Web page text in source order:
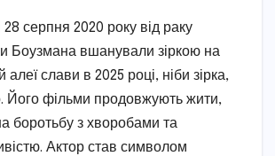
28 серпня 2020 року від раку
Боузмана вшанували зіркою на
алеї слави в 2025 році, ніби зірка,
Його фільми продовжують жити,
боротьбу з хворобами та
Актор став символом